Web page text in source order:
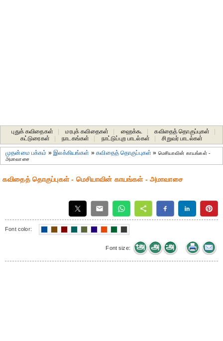
புதுக் கவிதைகள் மரபுக் கவிதைகள் ஹைக்கூ கவிதைத் தொகுப்புகள்
கட்டுரைகள்
நாடகங்கள் நாட்டுப்புற பாடல்கள் சிறுவர் பாடல்கள்
முதன்மை பக்கம் »இலக்கியங்கள் »கவிதைத் தொகுப்புகள் » மெசியாவின் காயங்கள் -
அமாவாசை
கவிதைத் தொகுப்புகள் - மெசியாவின் காயங்கள் - அமாவாசை
Font color:
Font size: